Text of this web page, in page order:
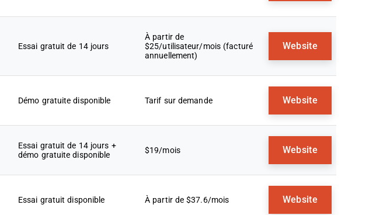
Essai gratuit de 14 jours
À partir de
$25/utilisateur/mois (facturé
annuellement)
Website
Démo gratuite disponible Tarif sur demande Website
Essai gratuit de 14 jours +
démo gratuite disponible
$19/mois Website
Essai gratuit disponible À partir de $37.6/mois Website